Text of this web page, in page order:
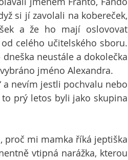
si jí zavolali na kobereček,
a že ho mají oslovovat
celého učitelského sboru.
neustále a dokolečka
jméno Alexandra.
a nevím jestli pochvalu nebo
to prý letos byli jako skupina
proč mi mamka říká jeptiška
vtipná narážka, kterou